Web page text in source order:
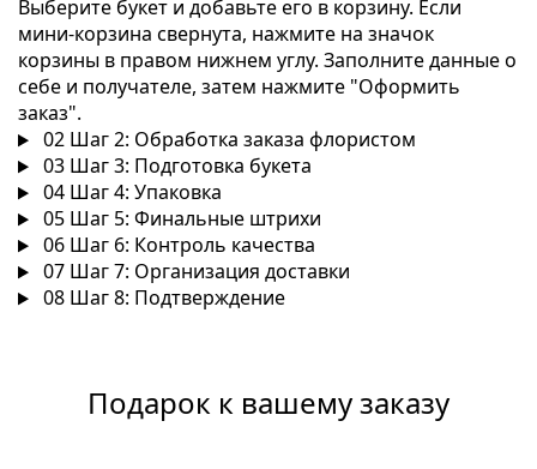
Выберите букет и добавьте его в корзину. Если
мини-корзина свернута, нажмите на значок
корзины в правом нижнем углу. Заполните данные о
себе и получателе, затем нажмите "Оформить
заказ".
02 Шаг 2: Обработка заказа флористом
03 Шаг 3: Подготовка букета
04 Шаг 4: Упаковка
05 Шаг 5: Финальные штрихи
06 Шаг 6: Контроль качества
07 Шаг 7: Организация доставки
08 Шаг 8: Подтверждение
Подарок к вашему заказу